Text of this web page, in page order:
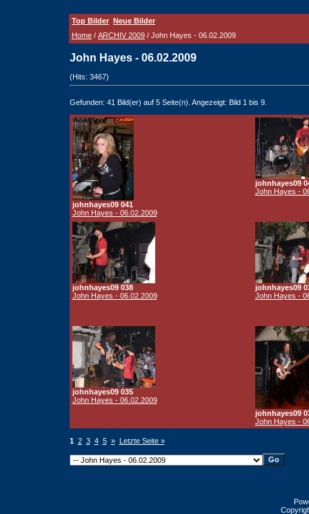
Top Bilder Neue Bilder
Home / ARCHIV 2009 / John Hayes - 06.02.2009
John Hayes - 06.02.2009
(Hits: 3467)
Gefunden: 41 Bild(er) auf 5 Seite(n). Angezeigt: Bild 1 bis 9.
johnhayes09 041
John Hayes - 06.02.2009
johnhayes09
John Hayes -
johnhayes09 038
John Hayes - 06.02.2009
johnhayes09
John Hayes -
johnhayes09 035
John Hayes - 06.02.2009
johnhayes09
John Hayes -
1 2 3 4 5 » Letzte Seite »